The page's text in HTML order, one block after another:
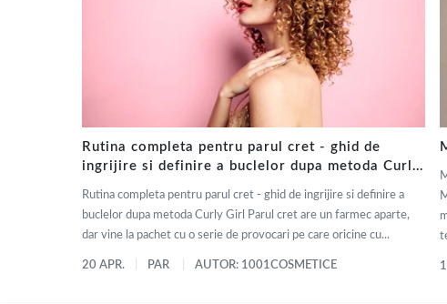
Rutina completa pentru parul cret - ghid de
ingrijire si definire a buclelor dupa metoda Curly
Rutina completa pentru parul cret - ghid de ingrijire si definire a
buclelor dupa metoda Curly Girl Parul cret are un farmec aparte,
dar vine la pachet cu o serie de provocari pe care oricine cu...
20 APR. PAR AUTOR: 1001COSMETICE